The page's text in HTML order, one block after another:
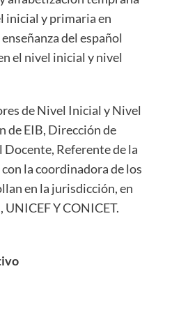
inicial y primaria en
del español
el nivel inicial y nivel
de Nivel Inicial y Nivel
de EIB, Dirección de
Referente de la
la coordinadora de los
en la jurisdicción, en
Y CONICET.